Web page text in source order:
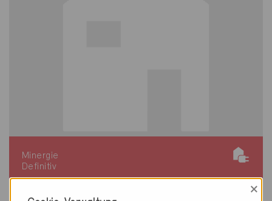
Minergie
Definitiv
×